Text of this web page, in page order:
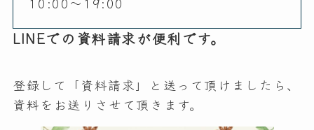
LINEでの資料請求が便利です。
登録して「資料請求」と送って頂けましたら、
資料をお送りさせて頂きます。